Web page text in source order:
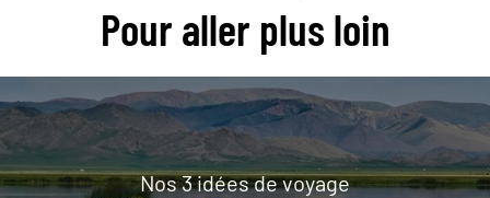
Pour aller plus loin
Nos 3 idées de voyage